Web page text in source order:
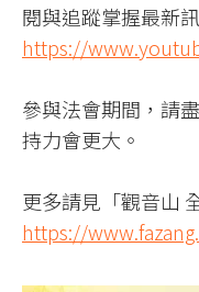
閱與追蹤掌握最新訊
https://
參與法會期間，請
持力會更大。
更多請見「觀音山
https://